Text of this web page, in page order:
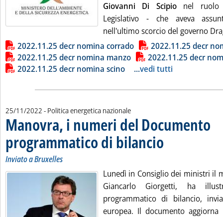
Giovanni Di Scipionel ruolo
Legislativo - che aveva
nell'ultimo scorcio del governo
Lista allegati PDF alla notizia
2022.11.25 decr nomina corrado
2022.11.25 decr
2022.11.25 decr nomina manzo
2022.11.25 decr
2022.11.25 decr nomina scino
...vedi tutti
25/11/2022 - Politica energetica nazionale
Manovra, i numeri del Documento
programmatico di bilancio
Inviato a Bruxelles
Lunedì in Consiglio dei ministri il
Giancarlo Giorgetti, ha
programmatico di bilancio,
europea. Il documento